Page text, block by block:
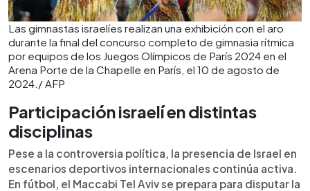
Las gimnastas israelíes realizan una exhibición con el aro
durante la final del concurso completo de gimnasia rítmica
por equipos de los Juegos Olímpicos de París 2024 en el
Arena Porte de la Chapelle en París, el 10 de agosto de
2024./ AFP
Participación israelí en distintas
disciplinas
Pese a la controversia política, la presencia de Israel en
escenarios deportivos internacionales continúa activa.
En fútbol, el Maccabi Tel Aviv se prepara para disputar la